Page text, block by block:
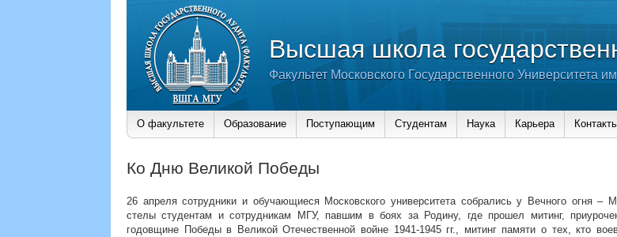
Высшая школа
Факультет Московского Государственного Университета
О факультете Образование Поступающим Студентам Наука Карьера
Ко Дню Великой Победы
26 апреля сотрудники и обучающиеся Московского университета собрались у Вечного огня –
стелы студентам и сотрудникам МГУ, павшим в боях за Родину, где прошел митинг,
годовщине Победы в Великой Отечественной войне 1941-1945 гг., митинг памяти о тех, кто